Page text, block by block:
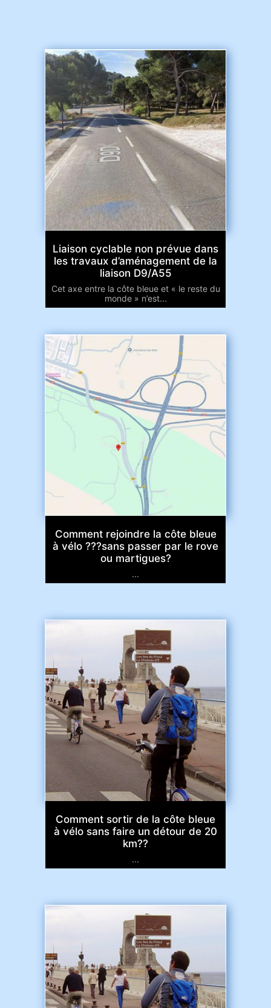
Liaison cyclable non prévue dans
les travaux d’aménagement de la
liaison D9/A55
Cet axe entre la côte bleue et « le reste du
monde » n’est...
Comment rejoindre la côte bleue
à vélo ???sans passer par le rove
ou martigues?
...
Comment sortir de la côte bleue
à vélo sans faire un détour de 20
km??
...